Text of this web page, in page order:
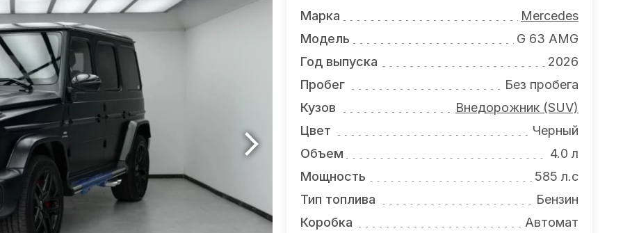
Марка
Mercedes
Модель
G 63 AMG
Год выпуска
2026
Пробег
Без пробега
Кузов
Внедорожник (SUV)
Цвет
Черный
Объем
4.0 л
Мощность
585 л.с
Тип топлива
Бензин
Коробка
Автомат